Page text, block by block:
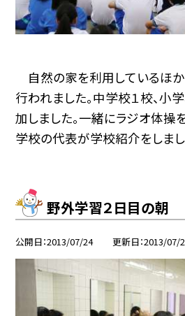
自然の家を利用しているほ
行われました。中学校１校、小
加しました。一緒にラジオ体操
学校の代表が学校紹介をしまし
野外学習２日目の朝
公開日 2013/07/24 更新日 2013/07/